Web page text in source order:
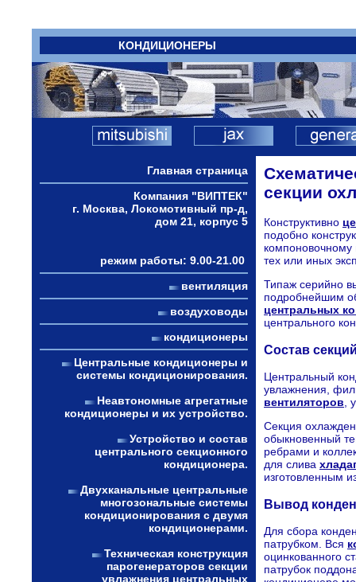
КОНДИЦИОНЕРЫ
Главная страница
Компания "ВИПТЕК"
г. Москва, Локомотивный пр-д,
дом 21, корпус 5
режим работы: 9.00-21.00
вентиляция
воздуховоды
кондиционеры
Центральные кондиционеры и
системы кондиционирования.
Неавтономные агрегатные
кондиционеры и их устройство.
Устройство и состав
центрального секционного
кондиционера.
Двухканальные центральные
многозональные системы
кондиционирования с двумя
кондиционерами.
Техническая конструкция
парогенераторов секции
увлажнения центральных
секции
Конструктивно
подобно
тех или иных
Типаж серийно
подробнейшим
центральных
центрального
Состав
Центральный
увлажнения,
вентиляторов ,
Секция
обыкновенный
ребрами и
для слива
изготовленным
Вывод
Для сбора
патрубком. Вся
оцинкованного
патрубок